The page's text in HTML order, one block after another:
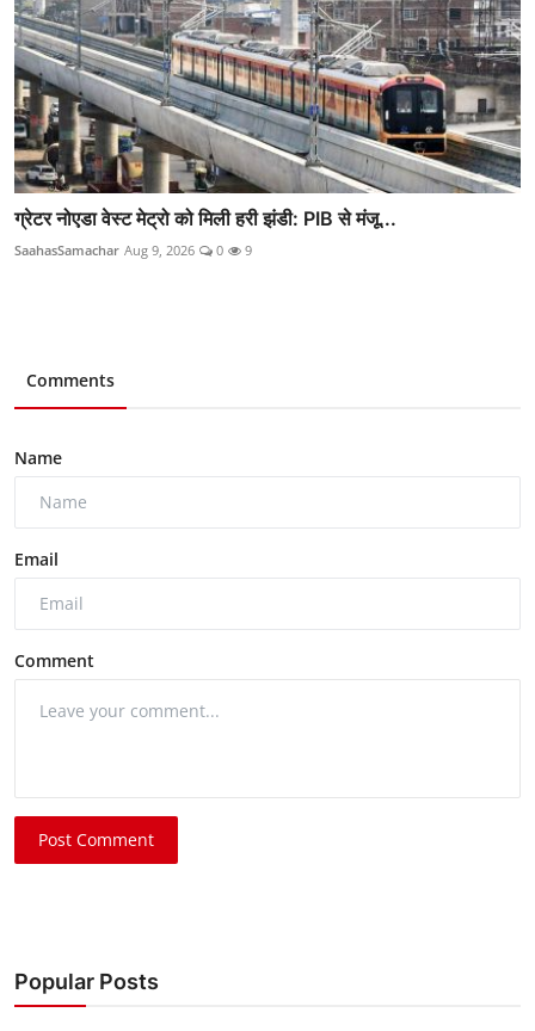
ग्रेटर नोएडा वेस्ट मेट्रो को मिली हरी झंडी: PIB से मंजू...
SaahasSamachar Aug 9, 2026 0 9
Comments
Name
Email
Comment
Post Comment
Popular Posts